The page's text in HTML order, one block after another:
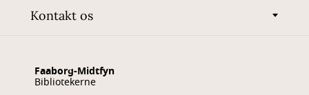
Kontakt os
Faaborg-Midtfyn
Bibliotekerne